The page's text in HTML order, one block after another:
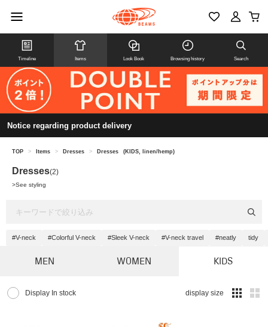
Timeline Items Look Book Browsing history Search
Notice regarding product delivery
TOP > Items > Dresses > Dresses (KIDS, linen/hemp)
Dresses(2)
>See styling
#V-neck #Colorful V-neck #Sleek V-neck #V-neck travel #neatly tidy
MEN WOMEN KIDS
Display In stock display size